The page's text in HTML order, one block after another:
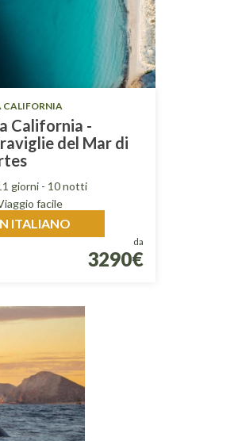
CALIFORNIA
California -
del Mar di
giorni - 10 notti
facile
ITALIANO
da
3290€